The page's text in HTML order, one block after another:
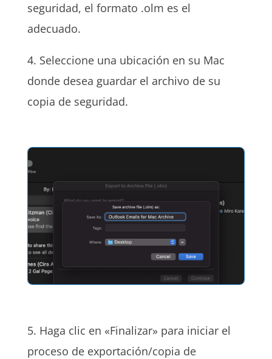
seguridad, el formato .olm es el
adecuado.
4. Seleccione una ubicación en su Mac
donde desea guardar el archivo de su
copia de seguridad.
5. Haga clic en «Finalizar» para iniciar el
proceso de exportación/copia de